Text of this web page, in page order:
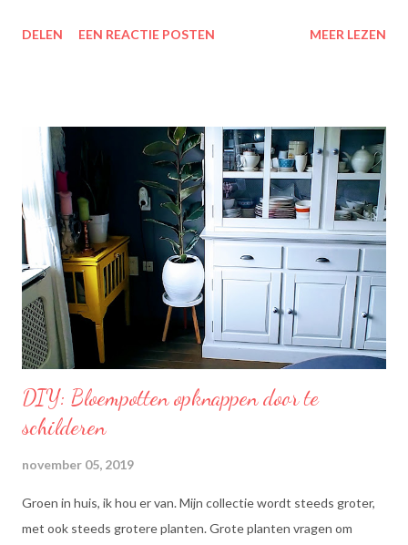
theesmaken van Lipton: voor een goed moment dat heerlijk
mengsel van zonnebloem-, lijnzaad- en koolzaadolie. Het bevat
Omega’s 3 & 6 die goed zijn voor hart en bloedvaten. Omega's 3
& 6 zijn meervoudig onverzadigde vetzuren, die het lichaam niet
zelf kan aanmaken. Ze dragen bij tot de instandhouding van een
normaal cholesterolgehalte in het bloed. Becel Dieetolie geeft
een optimale smaak aan uw gerechten, met behoud van de
smaak van uw originele ingrediënten. Naast warme toepassing
l...
DELEN EEN REACTIE POSTEN MEER LEZEN
DIY: Bloempotten opknappen door te
schilderen
november 05, 2019
Groen in huis, ik hou er van. Mijn collectie wordt steeds groter,
met ook steeds grotere planten. Grote planten vragen om